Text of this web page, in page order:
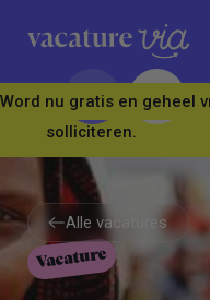
Word nu gratis en geheel
Let op! Deze
solliciteren.
Alle vacatures
Alle vacatures
Vacature